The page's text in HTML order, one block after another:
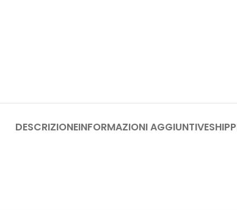
DESCRIZIONEINFORMAZIONI AGGIUNTIVE